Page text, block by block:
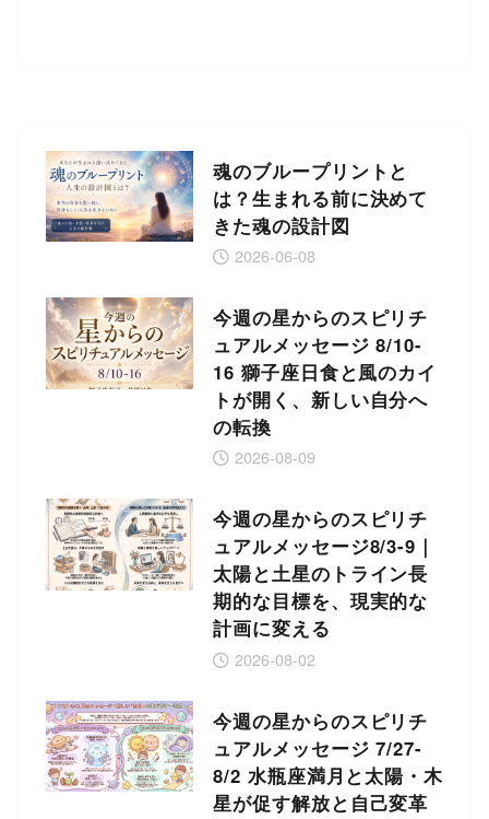
魂のブループリントと
は？生まれる前に決めて
きた魂の設計図
2026-06-08
今週の星からのスピリチ
ュアルメッセージ 8/10-
16 獅子座日食と風のカイ
トが開く、新しい自分へ
の転換
2026-08-09
今週の星からのスピリチ
ュアルメッセージ8/3-9｜
太陽と土星のトライン長
期的な目標を、現実的な
計画に変える
2026-08-02
今週の星からのスピリチ
ュアルメッセージ 7/27-
8/2 水瓶座満月と太陽・木
星が促す解放と自己変革